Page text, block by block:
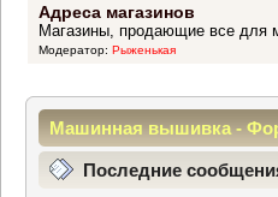
Адреса магазинов
Магазины, продающие все для
Модератор: Рыженькая
Машинная вышивка -
Информационный центр
Последние